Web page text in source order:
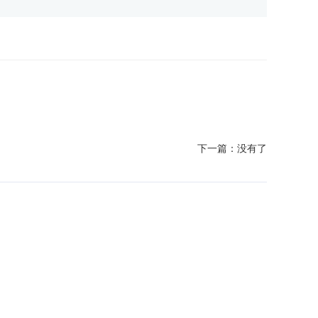
下一篇： 没有了